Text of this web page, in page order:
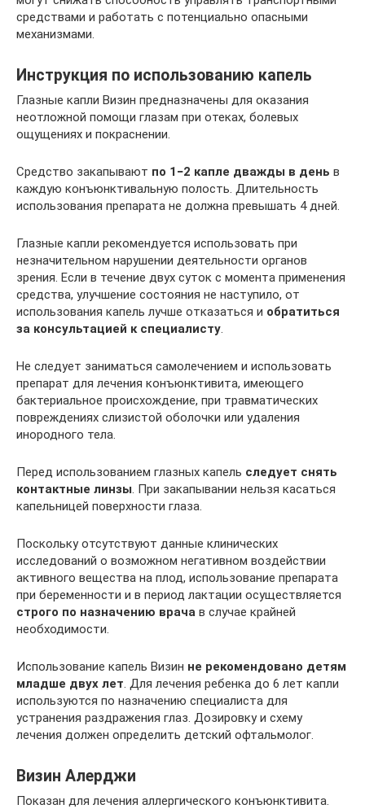
средствами и работать с потенциально опасными
механизмами.
Инструкция по использованию капель
Глазные капли Визин предназначены для оказания
неотложной помощи глазам при отеках, болевых
ощущениях и покраснении.
Средство закапывают по 1−2 капле дважды в день в
каждую конъюнктивальную полость. Длительность
использования препарата не должна превышать 4 дней.
Глазные капли рекомендуется использовать при
незначительном нарушении деятельности органов
зрения. Если в течение двух суток с момента применения
средства, улучшение состояния не наступило, от
использования капель лучше отказаться и обратиться
за консультацией к специалисту
Не следует заниматься самолечением и использовать
препарат для лечения конъюнктивита, имеющего
бактериальное происхождение, при травматических
повреждениях слизистой оболочки или удаления
инородного тела.
Перед использованием глазных капель следует снять
контактные линзы . При закапывании нельзя касаться
капельницей поверхности глаза.
Поскольку отсутствуют данные клинических
исследований о возможном негативном воздействии
активного вещества на плод, использование препарата
при беременности и в период лактации осуществляется
строго по назначению врача в случае крайней
необходимости.
Использование капель Визин не рекомендовано детям
младше двух лет . Для лечения ребенка до 6 лет капли
используются по назначению специалиста для
устранения раздражения глаз. Дозировку и схему
лечения должен определить детский офтальмолог.
Визин Алерджи
Показан для лечения аллергического конъюнктивита.